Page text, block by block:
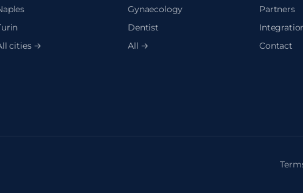
cities →
Gynaecology
Dentist
All →
Partners
Contact